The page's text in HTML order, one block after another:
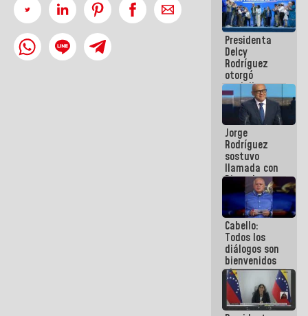
optimizar
manejo de
escombros
en La Guaira
Presidenta
Delcy
Rodríguez
otorgó
medalla
"Héroe de
Venezuela"
a servidores
públicos
Jorge
Rodríguez
sostuvo
llamada con
Dinorah
Figuera y
acuerdan
primer
encuentro
presencial
para el
diálogo
Cabello:
Todos los
diálogos son
bienvenidos
siempre que
estén en el
marco de la
Constitución